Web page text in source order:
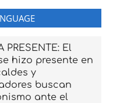
PRESENTE: El
hizo presente en
y
buscan
ante el